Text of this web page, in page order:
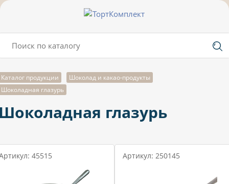
Каталог продукции
Шоколад и какао-продукты
Шоколадная глазурь
глазурь
45515 Артикул: 250145